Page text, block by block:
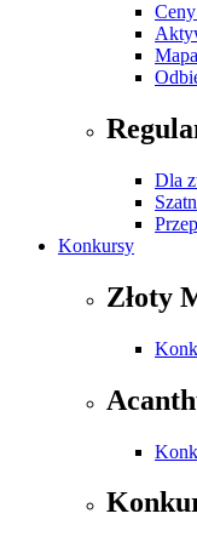
Dla
Konkursy
Złoty